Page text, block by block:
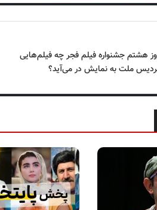
هشتم جشنواره فیلم فجر چه فیلم‌هایی
ملت به نمایش در می‌آید؟